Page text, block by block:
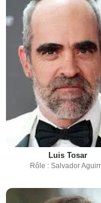
Luis Tosar
Rôle : Salvador